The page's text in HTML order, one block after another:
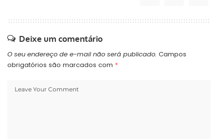
Deixe um comentário
O seu endereço de e-mail não será publicado. Campos
obrigatórios são marcados com *